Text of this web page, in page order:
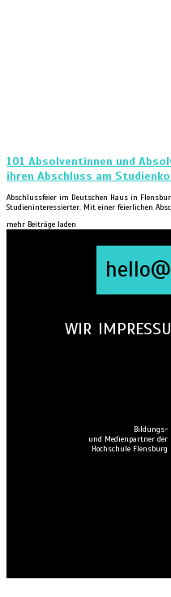
101 Absolventinnen und
ihren Abschluss am
Abschlussfeier im Deutschen Haus in
Studieninteressierter. Mit einer feierlichen
mehr Beiträge laden
WIR
Bildungs-
und Medienpartner der
Hochschule Flensburg